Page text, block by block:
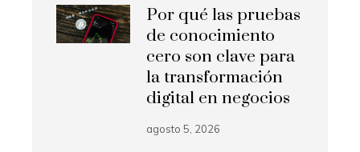
Por qué las pruebas
de conocimiento
cero son clave para
la transformación
digital en negocios
agosto 5, 2026